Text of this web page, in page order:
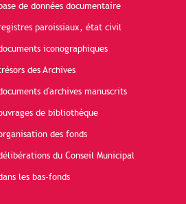
de données documentaire
paroissiaux, état civil
iconographiques
des Archives
d'archives manuscrits
de bibliothèque
des fonds
du Conseil Municipal
les bas-fonds